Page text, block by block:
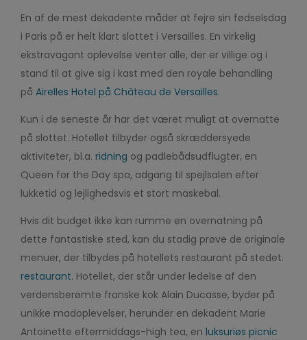
En af de mest dekadente måder at fejre sin fødselsdag
i Paris på er helt klart slottet i Versailles. En virkelig
ekstravagant oplevelse venter alle, der er villige og i
stand til at give sig i kast med den royale behandling
på Airelles Hotel på Château de Versailles.
Kun i de seneste år har det været muligt at overnatte
på slottet. Hotellet tilbyder også skræddersyede
aktiviteter, bl.a. ridning og padlebådsudflugter, en
Queen for the Day spa, adgang til spejlsalen efter
lukketid og lejlighedsvis et stort maskebal.
Hvis dit budget ikke kan rumme en overnatning på
dette fantastiske sted, kan du stadig prøve de originale
menuer, der tilbydes på hotellets restaurant på stedet.
restaurant. Hotellet, der står under ledelse af den
verdensberømte franske kok Alain Ducasse, byder på
unikke madoplevelser, herunder en dekadent Marie
Antoinette eftermiddags-high tea, en luksuriøs picnic